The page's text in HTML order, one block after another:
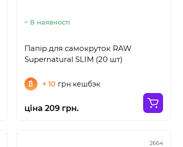
В наявності
Папір для самокруток RAW
Supernatural SLIM (20 шт)
+ 10 грн кешбэк
ціна 209 грн.
2664